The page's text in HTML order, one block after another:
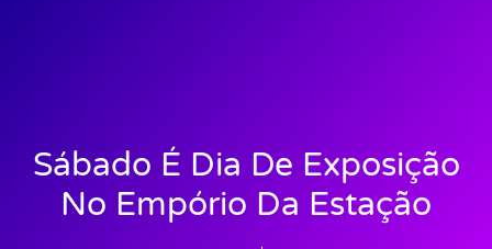
Sábado É Dia De Exposição
No Empório Da Estação